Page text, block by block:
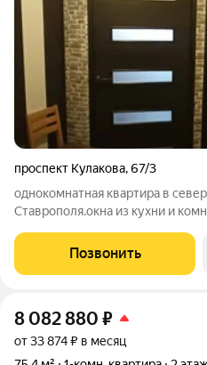
проспект Кулакова,67/3
однокомнатная квартира в
Ставрополя.окна из кухни и
детсады, школы ,
сообщение на сайте.Я один
Позвонить
8 082 880 ₽
от 33 874 ₽ в месяц